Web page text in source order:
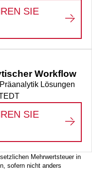
SIE
NADELFREIER
Workflow
Lösungen
SIE
Mehrwertsteuer in
sofern nicht anders